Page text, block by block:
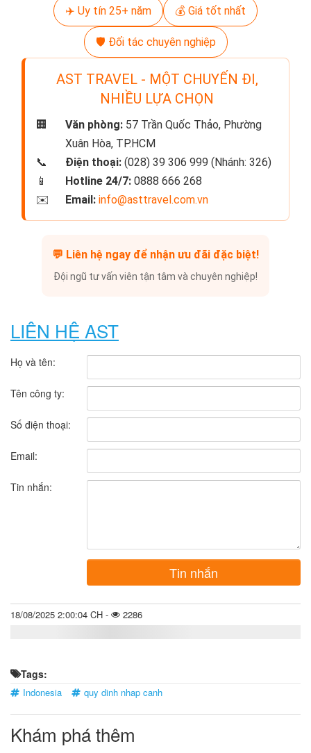
✈️ Uy tín 25+ năm 💰 Giá tốt nhất
🛡️ Đối tác chuyên nghiệp
AST TRAVEL - MỘT CHUYẾN ĐI,
NHIỀU LỰA CHỌN
🏢 Văn phòng: 57 Trần Quốc Thảo, Phường
Xuân Hòa, TP.HCM
📞
Điện thoại: (028) 39 306 999 (Nhánh: 326)
📱
Hotline 24/7: 0888 666 268
✉️
Email: info@asttravel.com.vn
💬 Liên hệ ngay để nhận ưu đãi đặc biệt!
Đội ngũ tư vấn viên tận tâm và chuyên nghiệp!
LIÊN HỆ AST
Họ và tên:
Tên công ty:
Số điện thoại:
Email:
Tin nhắn:
Tin nhắn
18/08/2025 2:00:04 CH - 2286
Tags:
Indonesia quy dinh nhap canh
Khám phá thêm